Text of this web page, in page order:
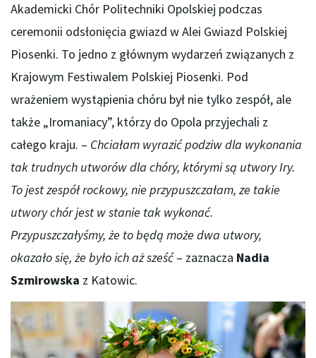
Akademicki Chór Politechniki Opolskiej podczas
ceremonii odsłonięcia gwiazd w Alei Gwiazd Polskiej
Piosenki. To jedno z głównym wydarzeń związanych z
Krajowym Festiwalem Polskiej Piosenki. Pod
wrażeniem wystąpienia chóru był nie tylko zespół, ale
także „Iromaniacy”, którzy do Opola przyjechali z
całego kraju. – Chciałam wyrazić podziw dla wykonania
tak trudnych utworów dla chóry, którymi są utwory Iry.
To jest zespół rockowy, nie przypuszczałam, ze takie
utwory chór jest w stanie tak wykonać.
Przypuszczałyśmy, że to będą może dwa utwory,
okazało się, że było ich aż sześć – zaznacza Nadia
Szmirowska z Katowic.